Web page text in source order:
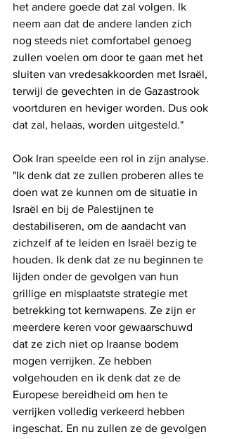
het andere goede dat zal volgen. Ik
neem aan dat de andere landen zich
nog steeds niet comfortabel genoeg
zullen voelen om door te gaan met het
sluiten van vredesakkoorden met Israël,
terwijl de gevechten in de Gazastrook
voortduren en heviger worden. Dus ook
dat zal, helaas, worden uitgesteld."
Ook Iran speelde een rol in zijn analyse.
"Ik denk dat ze zullen proberen alles te
doen wat ze kunnen om de situatie in
Israël en bij de Palestijnen te
destabiliseren, om de aandacht van
zichzelf af te leiden en Israël bezig te
houden. Ik denk dat ze nu beginnen te
lijden onder de gevolgen van hun
grillige en misplaatste strategie met
betrekking tot kernwapens. Ze zijn er
meerdere keren voor gewaarschuwd
dat ze zich niet op Iraanse bodem
mogen verrijken. Ze hebben
volgehouden en ik denk dat ze de
Europese bereidheid om hen te
verrijken volledig verkeerd hebben
ingeschat. En nu zullen ze de gevolgen